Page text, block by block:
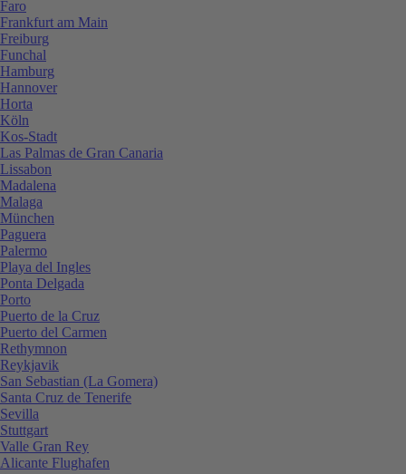
Faro
Frankfurt am Main
Freiburg
Funchal
Hamburg
Hannover
Horta
Köln
Kos-Stadt
Las Palmas de Gran Canaria
Lissabon
Madalena
Malaga
München
Paguera
Palermo
Playa del Ingles
Ponta Delgada
Porto
Puerto de la Cruz
Puerto del Carmen
Rethymnon
Reykjavik
San Sebastian (La Gomera)
Santa Cruz de Tenerife
Sevilla
Stuttgart
Valle Gran Rey
Alicante Flughafen